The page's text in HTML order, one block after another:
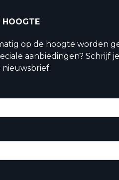
HOOGTE
op de hoogte worden
aanbiedingen? Schrijf
nieuwsbrief.